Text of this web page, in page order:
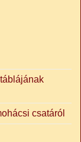
csatáról